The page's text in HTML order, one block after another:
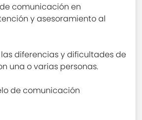
comunicación en
y asesoramiento al
diferencias y dificultades de
una o varias personas.
de comunicación